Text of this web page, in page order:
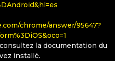
chrome/answer/95647?
la documentation du
installé.